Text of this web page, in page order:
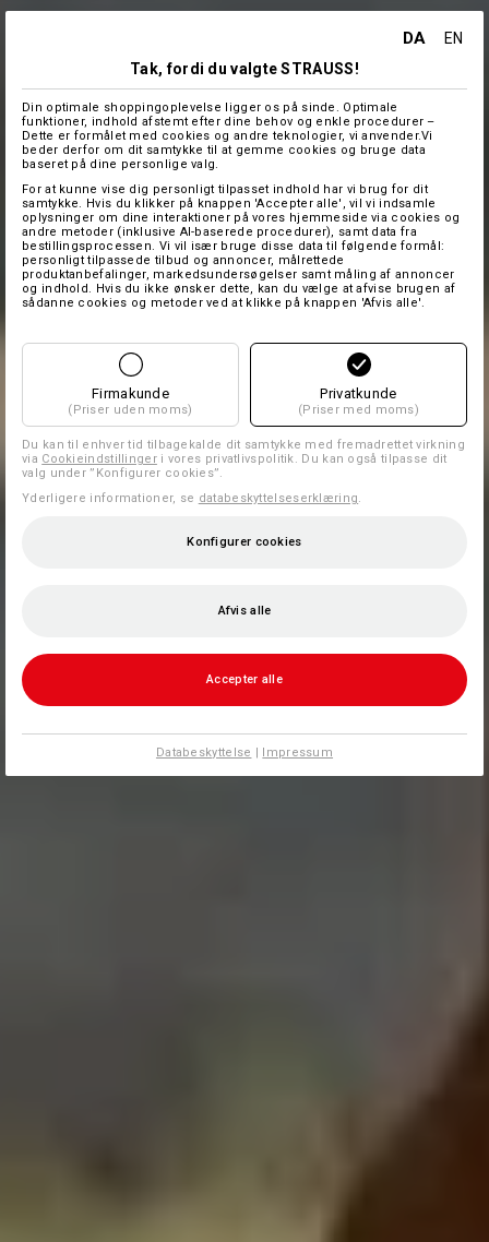
DA
EN
Tak, fordi du valgte STRAUSS!
Din optimale shoppingoplevelse ligger os på sinde. Optimale
funktioner, indhold afstemt efter dine behov og enkle procedurer –
Dette er formålet med cookies og andre teknologier, vi anvender.Vi
beder derfor om dit samtykke til at gemme cookies og bruge data
baseret på dine personlige valg.
For at kunne vise dig personligt tilpasset indhold har vi brug for dit
samtykke. Hvis du klikker på knappen 'Accepter alle', vil vi indsamle
oplysninger om dine interaktioner på vores hjemmeside via cookies og
andre metoder (inklusive AI-baserede procedurer), samt data fra
bestillingsprocessen. Vi vil især bruge disse data til følgende formål:
personligt tilpassede tilbud og annoncer, målrettede
produktanbefalinger, markedsundersøgelser samt måling af annoncer
og indhold. Hvis du ikke ønsker dette, kan du vælge at afvise brugen af
sådanne cookies og metoder ved at klikke på knappen 'Afvis alle'.
Firmakunde
(Priser uden moms)
Privatkunde
(Priser med moms)
Du kan til enhver tid tilbagekalde dit samtykke med fremadrettet virkning
via Cookieindstillingeri vores privatlivspolitik. Du kan også tilpasse dit
valg under ”Konfigurer cookies”.
Yderligere informationer, se databeskyttelseserklæring.
Konfigurer cookies
Afvis alle
Accepter alle
Databeskyttelse | Impressum